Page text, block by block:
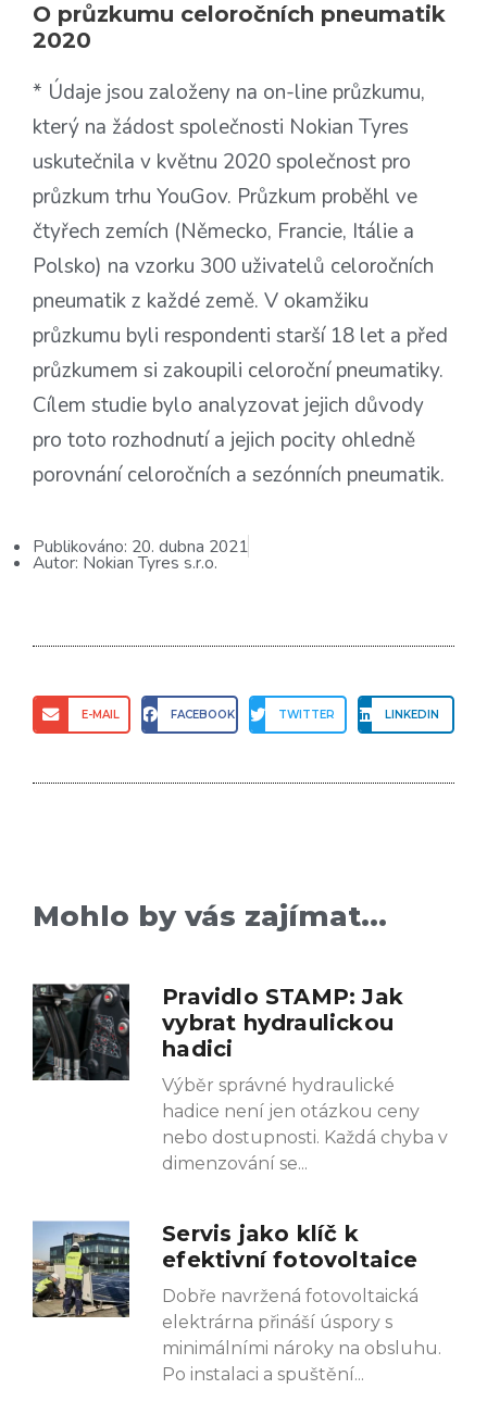
O průzkumu celoročních pneumatik
2020
* Údaje jsou založeny na on-line průzkumu,
který na žádost společnosti Nokian Tyres
uskutečnila v květnu 2020 společnost pro
průzkum trhu YouGov. Průzkum proběhl ve
čtyřech zemích (Německo, Francie, Itálie a
Polsko) na vzorku 300 uživatelů celoročních
pneumatik z každé země. V okamžiku
průzkumu byli respondenti starší 18 let a před
průzkumem si zakoupili celoroční pneumatiky.
Cílem studie bylo analyzovat jejich důvody
pro toto rozhodnutí a jejich pocity ohledně
porovnání celoročních a sezónních pneumatik.
Publikováno: 20. dubna 2021
Autor: Nokian Tyres s.r.o.
E-MAIL FACEBOOK TWITTER LINKEDIN
Mohlo by vás zajímat...
Pravidlo STAMP: Jak
vybrat hydraulickou
hadici
Výběr správné hydraulické
hadice není jen otázkou ceny
nebo dostupnosti. Každá chyba v
dimenzování se
Servis jako klíč k
efektivní fotovoltaice
Dobře navržená fotovoltaická
elektrárna přináší úspory s
minimálními nároky na obsluhu.
Po instalaci a spuštění